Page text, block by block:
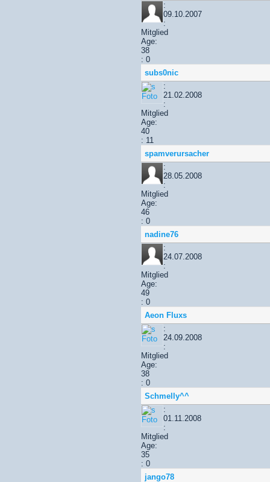
:
09.10.2007
:
Mitglied
Age:
38
: 0
subs0nic
:
21.02.2008
:
Mitglied
Age:
40
: 11
spamverursacher
:
28.05.2008
:
Mitglied
Age:
46
: 0
nadine76
:
24.07.2008
:
Mitglied
Age:
49
: 0
Aeon Fluxs
:
24.09.2008
:
Mitglied
Age:
38
: 0
Schmelly^^
:
01.11.2008
:
Mitglied
Age:
35
: 0
jango78